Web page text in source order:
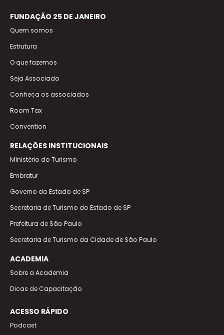
FUNDAÇÃO 25 DE JANEIRO
Quem somos
Estrutura
O que fazemos
Seja Associado
Conheça os associados
Room Tax
Convention
RELAÇÕES INSTITUCIONAIS
Ministério do Turismo
Embratur
Governo do Estado de SP
Secretaria de Turismo do Estado de SP
Prefeitura de São Paulo
Secretaria de Turismo da Cidade de São Paulo
ACADEMIA
Sobre a Academia
Dicas de Capacitação
ACESSO RÁPIDO
Podcast